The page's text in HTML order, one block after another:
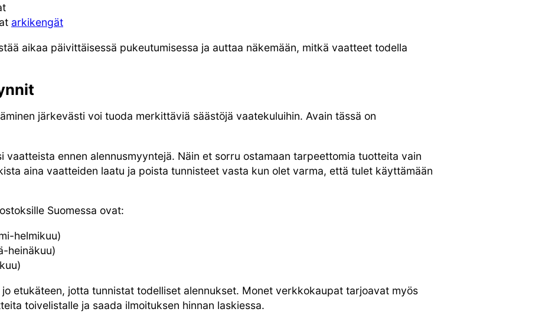
arkikengät
aikaa päivittäisessä pukeutumisessa ja auttaa näkemään, mitkä vaatteet todella
järkevästi voi tuoda merkittäviä säästöjä vaatekuluihin. Avain tässä on
vaatteista ennen alennusmyyntejä. Näin et sorru ostamaan tarpeettomia tuotteita vain
aina vaatteiden laatu ja poista tunnisteet vasta kun olet varma, että tulet käyttämään
Suomessa ovat:
helmikuu)
heinäkuu)
etukäteen, jotta tunnistat todelliset alennukset. Monet verkkokaupat tarjoavat myös
toivelistalle ja saada ilmoituksen hinnan laskiessa.